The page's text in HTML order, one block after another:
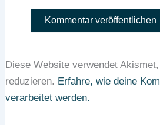
Diese Website verwendet
reduzieren. Erfahre, wie deine
verarbeitet werden.